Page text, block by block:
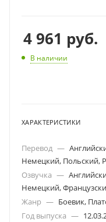
4 961 руб.
В наличии
ХАРАКТЕРИСТИКИ
Перевод —
Немецкий, Польский,
Озвучка —
Немецкий,
Жанр — Боевик,
Год выпуска —